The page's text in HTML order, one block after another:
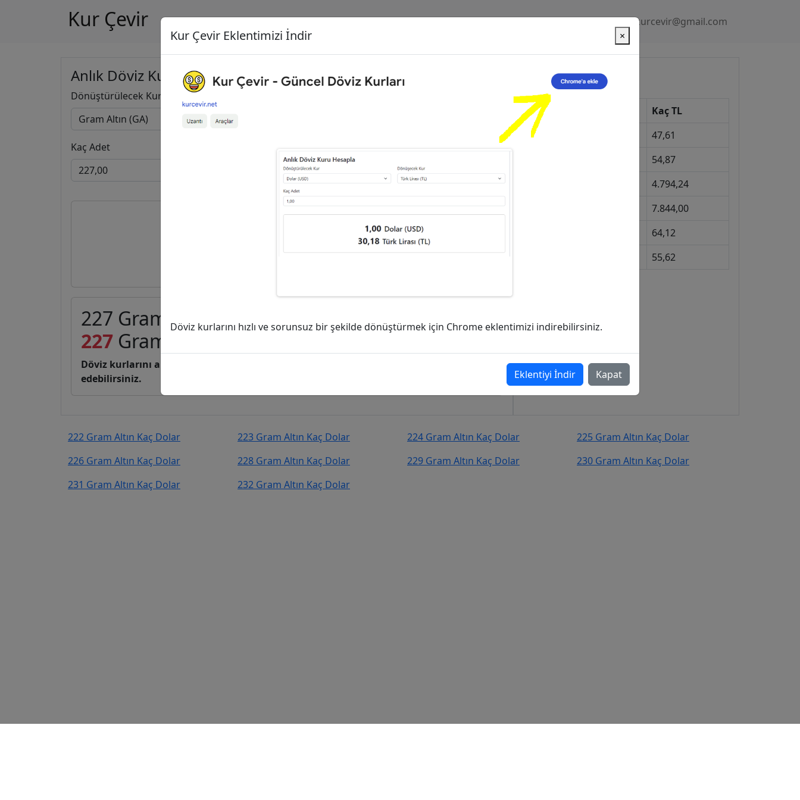
Kur Çevir Gizlilik Politikası kurcevir@gmail.com
Anlık Döviz Kuru Hesapla
Dönüştürülecek Kur
Kaç Adet
Gram Altın (GA)
227 Gram Altın (GA) kaç Dolar (USD)?
227 Gram Altın Dolar (USD)
Döviz kurlarını anlık, canlı, basit bir şekilde kurcevir.net adresinden takip
edebilirsiniz.
Güncel Kurlar
Kur
Kaç TL
Dolar
47,61
54,87
4.794,24
7.844,00
64,12
55,62
222 Gram Altın Kaç Dolar 223 Gram Altın Kaç Dolar 224 Gram Altın Kaç Dolar
225 Gram Altın Kaç Dolar
226 Gram Altın Kaç Dolar
228 Gram Altın Kaç Dolar 229 Gram Altın Kaç Dolar
230 Gram Altın Kaç Dolar
231 Gram Altın Kaç Dolar
232 Gram Altın Kaç Dolar
Kur Çevir Eklentimizi İndir ×
Döviz kurlarını hızlı ve sorunsuz bir şekilde dönüştürmek için Chrome eklentimizi indirebilirsiniz.
Eklentiyi İndir Kapat